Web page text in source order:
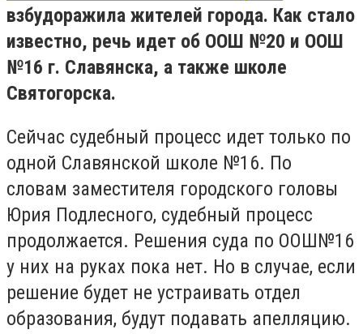
взбудоражила жителей города. Как стало
известно, речь идет об ООШ №20 и ООШ
№16 г. Славянска, а также школе
Святогорска.
Сейчас судебный процесс идет только по
одной Славянской школе №16. По
словам заместителя городского головы
Юрия Подлесного, судебный процесс
продолжается. Решения суда по ООШ№16
у них на руках пока нет. Но в случае, если
решение будет не устраивать отдел
образования, будут подавать апелляцию.